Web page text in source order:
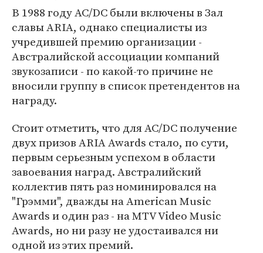
В 1988 году AC/DC были включены в Зал
славы ARIA, однако специалисты из
учредившей премию организации -
Австралийской ассоциации компаний
звукозаписи - по какой-то причине не
вносили группу в список претендентов на
награду.
Стоит отметить, что для AC/DC получение
двух призов ARIA Awards стало, по сути,
первым серьезным успехом в области
завоевания наград. Австралийский
коллектив пять раз номинировался на
"Грэмми", дважды на American Music
Awards и один раз - на MTV Video Music
Awards, но ни разу не удостаивался ни
одной из этих премий.